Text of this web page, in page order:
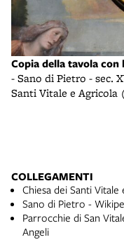
Copia della tavola
- Sano di Pietro - sec.
Santi Vitale e Agricola
COLLEGAMENTI
Chiesa dei Santi
Sano di Pietro -
Parrocchie di San
Angeli